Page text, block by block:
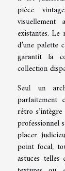
pièce
existantes. Le
d’une palette
garantit la
collection
Seul un
parfaitement
rétro
professionnel
placer
point focal,
astuces